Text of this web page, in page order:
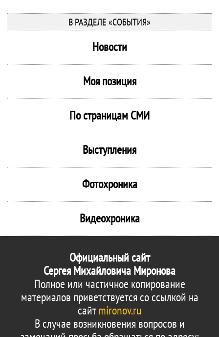
В РАЗДЕЛЕ «СОБЫТИЯ»
Новости
Моя позиция
По страницам СМИ
Выступления
Фотохроника
Видеохроника
Официальный сайт
Сергея Михайловича Миронова
Полное или частичное копирование
материалов приветствуется со ссылкой на
сайтmironov.ru
В случае возникновения вопросов и